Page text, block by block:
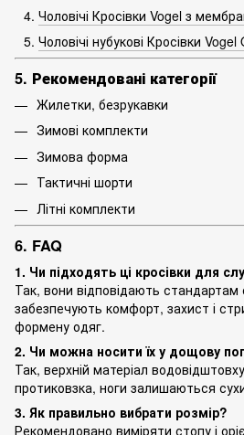
Чоловічі Кросівки Vogel з
Чоловічі нубукові Кросівки
5. Рекомендовані категорії
Жилетки, безрукавки
Зимові комплекти
Зимова форма
Тактичні шорти
Літні комплекти
6. FAQ
1. Чи підходять ці кросівки для
Так, вони відповідають стандартам
забезпечують комфорт, захист і
формену одяг.
2. Чи можна носити їх у дощову
Так, верхній матеріал
протиковзка, ноги залишаються
3. Як правильно вибрати розмір?
Рекомендовано виміряти стопу і